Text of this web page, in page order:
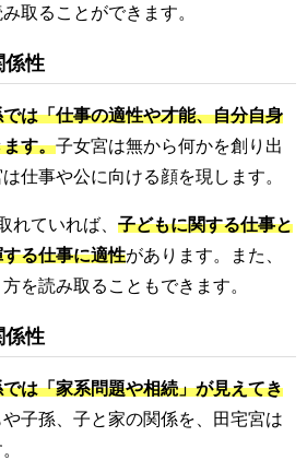
取ることができます。
係性
は「仕事の適性や才能、自分自身
す。子女宮は無から何かを創り出
仕事や公に向ける顔を現します。
れていれば、 子どもに関する仕事と
る仕事に適性があります。また、
を読み取ることもできます。
係性
は「家系問題や相続」が見えてき
子孫、子と家の関係を、田宅宮は